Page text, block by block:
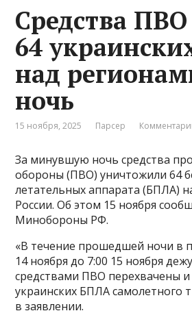
Средства
64
над
ночь
15 ноября, 2025 Парсер
За минувшую ночь средства
обороны (ПВО) уничтожили 64
летательных аппарата (БПЛА)
России. Об этом 15 ноября
Минобороны РФ.
«В течение прошедшей ночи в
14 ноября до 7:00 15 ноября
средствами ПВО перехвачены
украинских БПЛА самолетного
в заявлении.